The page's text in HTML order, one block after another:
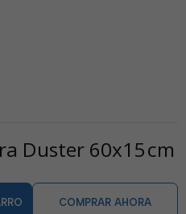
Duster 60x15 cm
COMPRAR AHORA